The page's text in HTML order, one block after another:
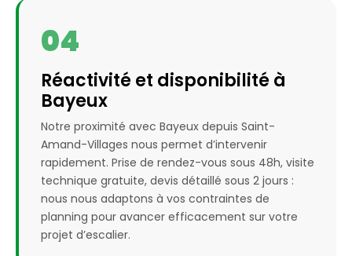
04
Réactivité et disponibilité à
Bayeux
Notre proximité avec Bayeux depuis Saint-
Amand-Villages nous permet d’intervenir
rapidement. Prise de rendez-vous sous 48h, visite
technique gratuite, devis détaillé sous 2 jours :
nous nous adaptons à vos contraintes de
planning pour avancer efficacement sur votre
projet d’escalier.